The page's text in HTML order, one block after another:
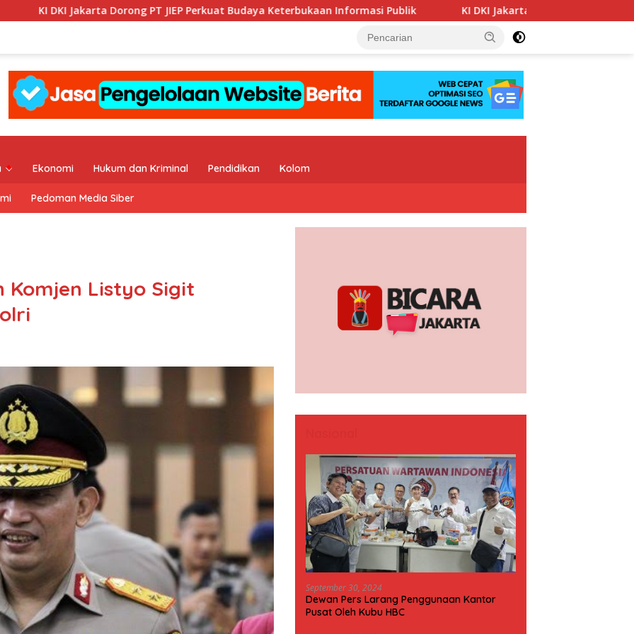
Dorong PT JIEP Perkuat Budaya Keterbukaan Informasi Publik KI DKI Jakarta : PT JIEP Buktikan Transparansi KIP
Ekonomi Hukum dan Kriminal Pendidikan Kolom
Pedoman Media Siber
Komjen Listyo Sigit
September 30, 2024
Dewan Pers Larang Penggunaan Kantor
Pusat Oleh Kubu HBC